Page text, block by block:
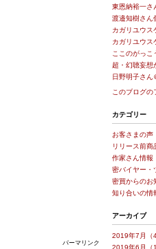
パーマリンク
東恩納裕一さ
渡邉知樹さん
カガリユウス
カガリユウス
ここのがっこ
超・幻聴妄想
日野明子さん
このブログの
カテゴリー
お客さまの声
リリース前商
作家さん情報
密バイヤー・
密買からのお
知り合いの情
アーカイブ
2019年7月（4
2019年6月（1